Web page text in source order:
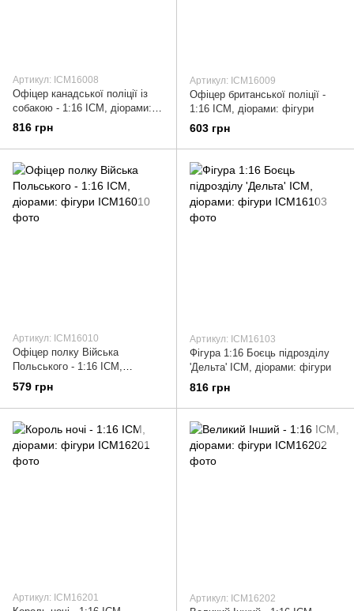
Артикул: ICM16008
Офіцер канадської поліції із
собакою - 1:16 ICM, діорами:
фігури
816 грн
Артикул: ICM16009
Офіцер британської поліції -
1:16 ICM, діорами: фігури
603 грн
Артикул: ICM16010
Офіцер полку Війська
Польського - 1:16 ICM,
діорами: фігури
579 грн
Артикул: ICM16103
Фігура 1:16 Боєць підрозділу
'Дельта' ICM, діорами: фігури
816 грн
Артикул: ICM16201 Артикул: ICM16202